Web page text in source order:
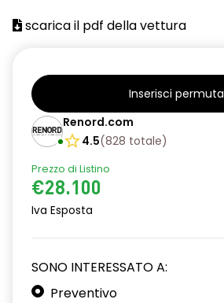
scarica il pdf della vettura
Inserisci permuta
Renord.com
4.5(828 totale)
Prezzo di Listino
€28.100
Iva Esposta
SONO INTERESSATO A:
Preventivo